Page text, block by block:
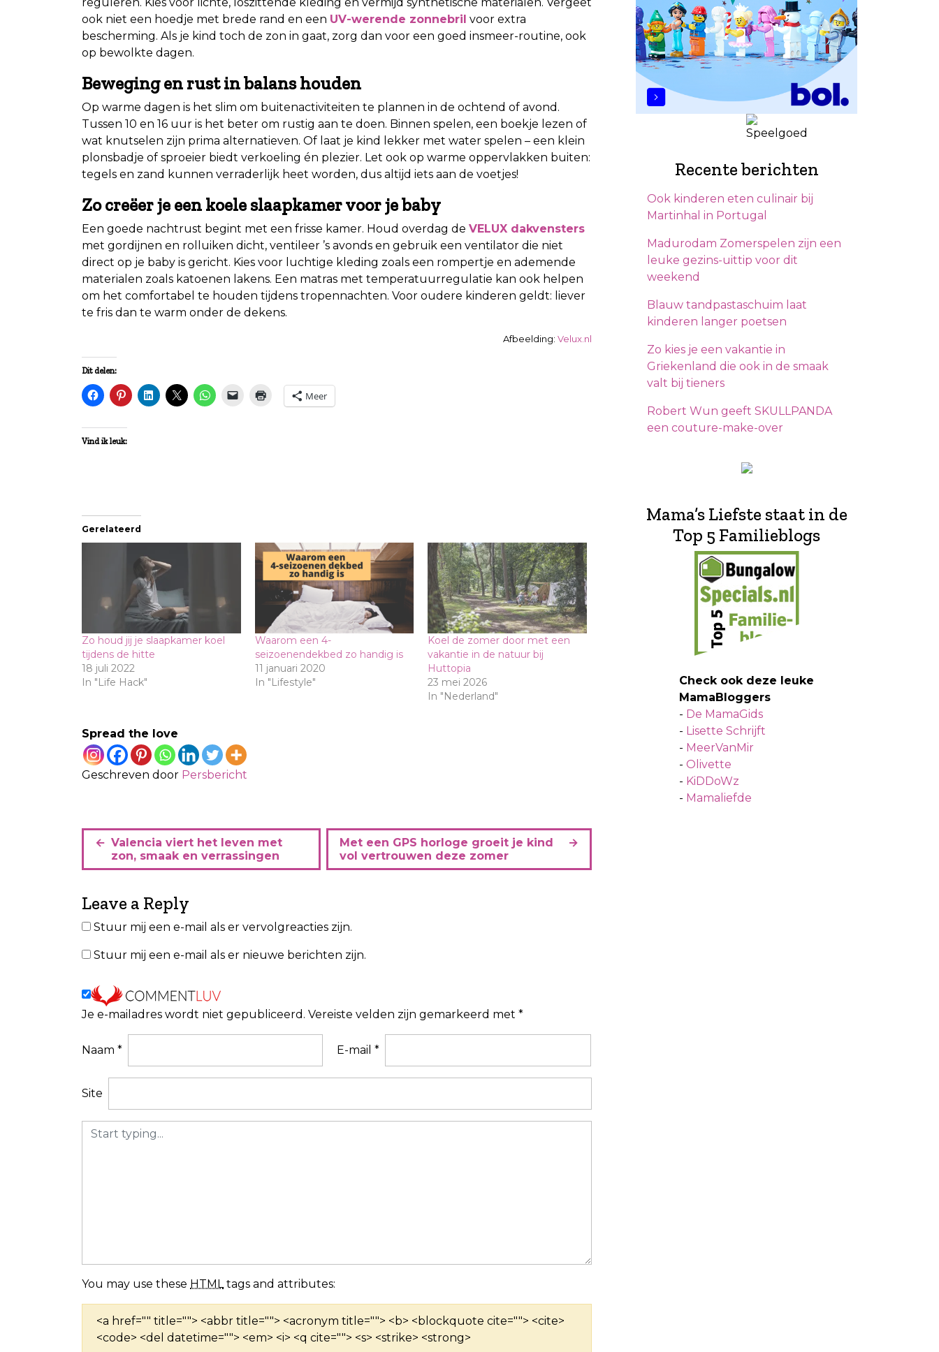
ook niet een hoedje met brede rand en een UV-werende zonnebril voor extra
bescherming. Als je kind toch de zon in gaat, zorg dan voor een goed insmeer-routine, ook
op bewolkte dagen.
Beweging en rust in balans houden
Op warme dagen is het slim om buitenactiviteiten te plannen in de ochtend of avond.
Tussen 10 en 16 uur is het beter om rustig aan te doen. Binnen spelen, een boekje lezen of
wat knutselen zijn prima alternatieven. Of laat je kind lekker met water spelen – een klein
plonsbadje of sproeier biedt verkoeling én plezier. Let ook op warme oppervlakken buiten:
tegels en zand kunnen verraderlijk heet worden, dus altijd iets aan de voetjes!
Zo creëer je een koele slaapkamer voor je baby
Een goede nachtrust begint met een frisse kamer. Houd overdag de VELUX dakvensters
met gordijnen en rolluiken dicht, ventileer ’s avonds en gebruik een ventilator die niet
direct op je baby is gericht. Kies voor luchtige kleding zoals een rompertje en ademende
materialen zoals katoenen lakens. Een matras met temperatuurregulatie kan ook helpen
om het comfortabel te houden tijdens tropennachten. Voor oudere kinderen geldt: liever
te fris dan te warm onder de dekens.
Afbeelding: Velux.nl
Dit delen:
Meer
Vind ik leuk:
Gerelateerd
Zo houd jij je slaapkamer koel
tijdens de hitte
18 juli 2022
In "Life Hack"
Waarom een 4-
seizoenendekbed zo handig is
11 januari 2020
In "Lifestyle"
Koel de zomer door met een
vakantie in de natuur bij
Huttopia
23 mei 2026
In "Nederland"
Spread the love
Geschreven door Persbericht
i
c
t
n
a
i
a
Valencia viert het leven met
zon, smaak en verrassingen
Met een GPS horloge groeit je kind
vol vertrouwen deze zomer
Leave a Reply
Je e-mailadres wordt niet gepubliceerd. Vereiste velden zijn gemarkeerd met *
You may use these HTMLtags and attributes:
<a href="" title=""> <abbr title=""> <acronym title=""> <b> <blockquote cite=""> <cite>
<code> <del datetime=""> <em> <i> <q cite=""> <s> <strike> <strong>
Naam * E-mail *
Site
Stuur mij een e-mail als er vervolgreacties zijn.
Stuur mij een e-mail als er nieuwe berichten zijn.
Recente berichten
Ook kinderen eten culinair bij
Martinhal in Portugal
Madurodam Zomerspelen zijn een
leuke gezins-uittip voor dit
weekend
Blauw tandpastaschuim laat
kinderen langer poetsen
Zo kies je een vakantie in
Griekenland die ook in de smaak
valt bij tieners
Robert Wun geeft SKULLPANDA
een couture-make-over
Mama’s Liefste staat in de
Top 5 Familieblogs
Check ook deze leuke
MamaBloggers
- De MamaGids
- Lisette Schrijft
- MeerVanMir
- Olivette
- KiDDoWz
- Mamaliefde